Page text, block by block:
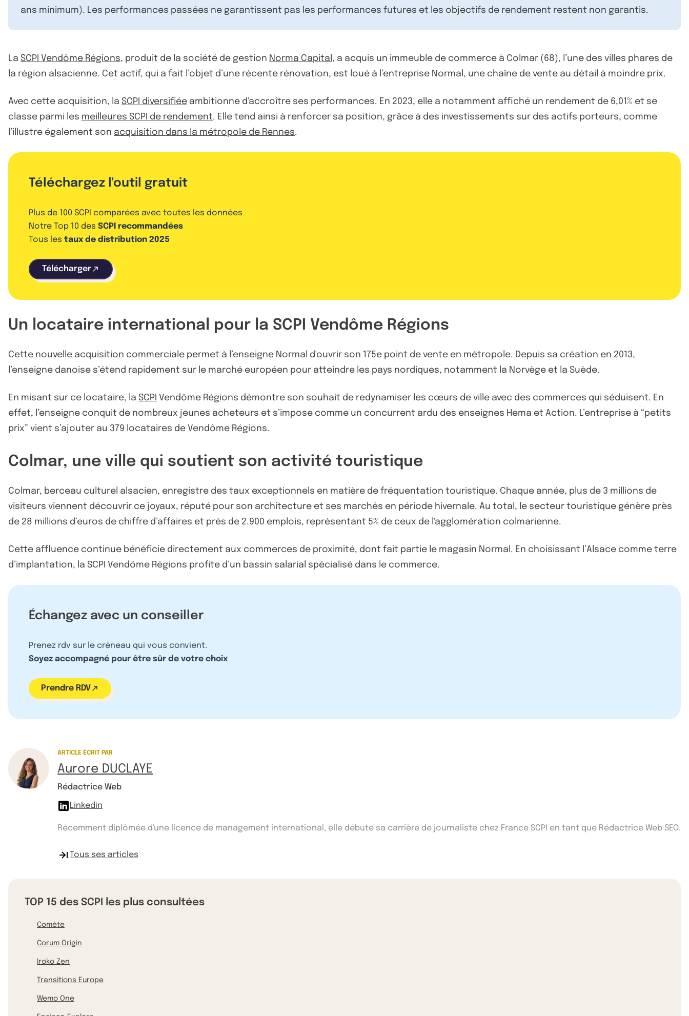
ans minimum). Les performances passées ne garantissent pas les performances futures et les objectifs de rendement restent non garantis.
La SCPI Vendôme Régions, produit de la société de gestion Norma Capital , a acquis un immeuble de commerce à Colmar (68), l’une des villes phares de
la région alsacienne. Cet actif, qui a fait l’objet d’une récente rénovation, est loué à l’entreprise Normal, une chaîne de vente au détail à moindre prix.
Avec cette acquisition, la SCPI diversifiée ambitionne d'accroître ses performances. En 2023, elle a notamment affiché un rendement de 6,01% et se
classe parmi les meilleures SCPI de rendement. Elle tend ainsi à renforcer sa position, grâce à des investissements sur des actifs porteurs, comme
l’illustre également son acquisition dans la métropole de Rennes.
Téléchargez l'outil gratuit
Plus de 100 SCPI comparées avec toutes les données
Notre Top 10 des SCPI recommandées
Tous les taux de distribution 2025
Télécharger
Un locataire international pour la SCPI Vendôme Régions
Cette nouvelle acquisition commerciale permet à l’enseigne Normal d'ouvrir son 175e point de vente en métropole. Depuis sa création en 2013,
l’enseigne danoise s’étend rapidement sur le marché européen pour atteindre les pays nordiques, notamment la Norvège et la Suède.
En misant sur ce locataire, la SCPI Vendôme Régions démontre son souhait de redynamiser les cœurs de ville avec des commerces qui séduisent. En
effet, l’enseigne conquit de nombreux jeunes acheteurs et s’impose comme un concurrent ardu des enseignes Hema et Action. L’entreprise à “petits
prix” vient s’ajouter au 379 locataires de Vendôme Régions.
Colmar, une ville qui soutient son activité touristique
Colmar, berceau culturel alsacien, enregistre des taux exceptionnels en matière de fréquentation touristique. Chaque année, plus de 3 millions de
visiteurs viennent découvrir ce joyaux, réputé pour son architecture et ses marchés en période hivernale. Au total, le secteur touristique génère près
de 28 millions d’euros de chiffre d’affaires et près de 2.900 emplois, représentant 5% de ceux de l'agglomération colmarienne.
Cette affluence continue bénéficie directement aux commerces de proximité, dont fait partie le magasin Normal. En choisissant l’Alsace comme terre
d’implantation, la SCPI Vendôme Régions profite d’un bassin salarial spécialisé dans le commerce.
Échangez avec un conseiller
Prenez rdv sur le créneau qui vous convient.
Soyez accompagné pour être sûr de votre choix
Prendre RDV
ARTICLE ÉCRIT PAR
Aurore DUCLAYE
Rédactrice Web
Linkedin
Récemment diplômée d'une licence de management international, elle débute sa carrière de journaliste chez France SCPI en tant que Rédactrice Web SEO.
Tous ses articles
TOP 15 des SCPI les plus consultées
Comète
Corum Origin
Iroko Zen
Transitions Europe
Wemo One